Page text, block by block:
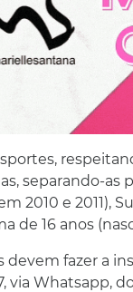
separando-as
2010 e 2011),
de 16 anos
fazer a
via Whatsapp,